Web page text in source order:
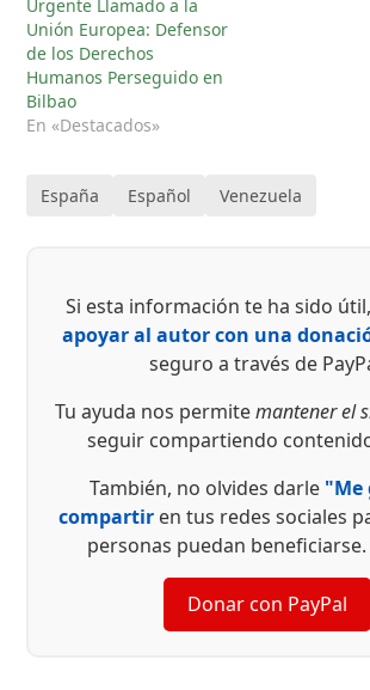
Urgente Llamado a la
Unión Europea: Defensor
de los Derechos
Humanos Perseguido en
Bilbao
En «Destacados»
España Español Venezuela
Si esta información te ha sido
apoyar al autor con una
seguro a través de
Tu ayuda nos permitemantener el
seguir compartiendo
También, no olvides darle "Me
compartir en tus redes sociales
personas puedan beneficiarse.
Donar con PayPal